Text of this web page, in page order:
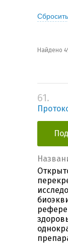
Найдено
61.